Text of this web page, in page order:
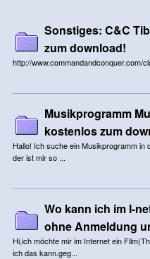
Sonstiges: C&C
zum download!
http://www.commandandconquer.com/
Musikprogramm
kostenlos zum
Hallo! Ich suche ein Musikprogramm in
der ist mir so ...
Wo kann ich im I-
ohne Anmeldung
Hi,ich möchte mir im Internet ein
ich das kann.geg...